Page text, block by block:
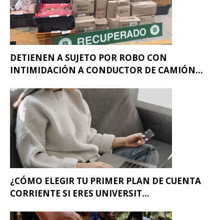
DETIENEN A SUJETO POR ROBO CON
INTIMIDACIÓN A CONDUCTOR DE CAMIÓN...
¿CÓMO ELEGIR TU PRIMER PLAN DE CUENTA
CORRIENTE SI ERES UNIVERSIT...